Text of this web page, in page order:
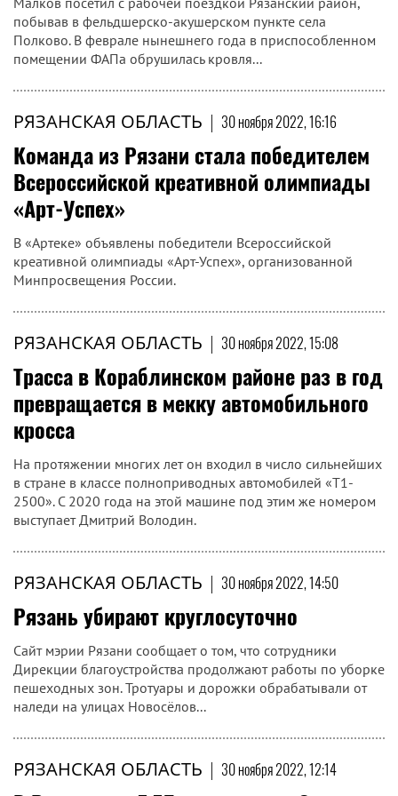
побывав в фельдшерско-акушерском пункте села
Полково. В феврале нынешнего года в приспособленном
помещении ФАПа обрушилась кровля...
РЯЗАНСКАЯ ОБЛАСТЬ | 30 ноября 2022, 16:16
Команда из Рязани стала победителем
Всероссийской креативной олимпиады
«Арт-Успех»
В «Артеке» объявлены победители Всероссийской
креативной олимпиады «Арт-Успех», организованной
Минпросвещения России.
РЯЗАНСКАЯ ОБЛАСТЬ | 30 ноября 2022, 15:08
Трасса в Кораблинском районе раз в год
превращается в мекку автомобильного
кросса
На протяжении многих лет он входил в число сильнейших
в стране в классе полноприводных автомобилей «Т1-
2500». С 2020 года на этой машине под этим же номером
выступает Дмитрий Володин.
РЯЗАНСКАЯ ОБЛАСТЬ | 30 ноября 2022, 14:50
Рязань убирают круглосуточно
Сайт мэрии Рязани сообщает о том, что сотрудники
Дирекции благоустройства продолжают работы по уборке
пешеходных зон. Тротуары и дорожки обрабатывали от
наледи на улицах Новосёлов...
РЯЗАНСКАЯ ОБЛАСТЬ | 30 ноября 2022, 12:14